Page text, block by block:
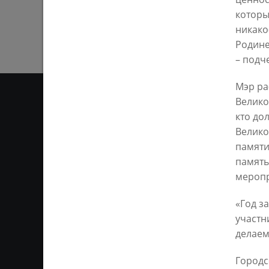
–
Мэр
кто
«Год
ОТ
Ответственным за
Казань KZN.RU». Все
ссылка).